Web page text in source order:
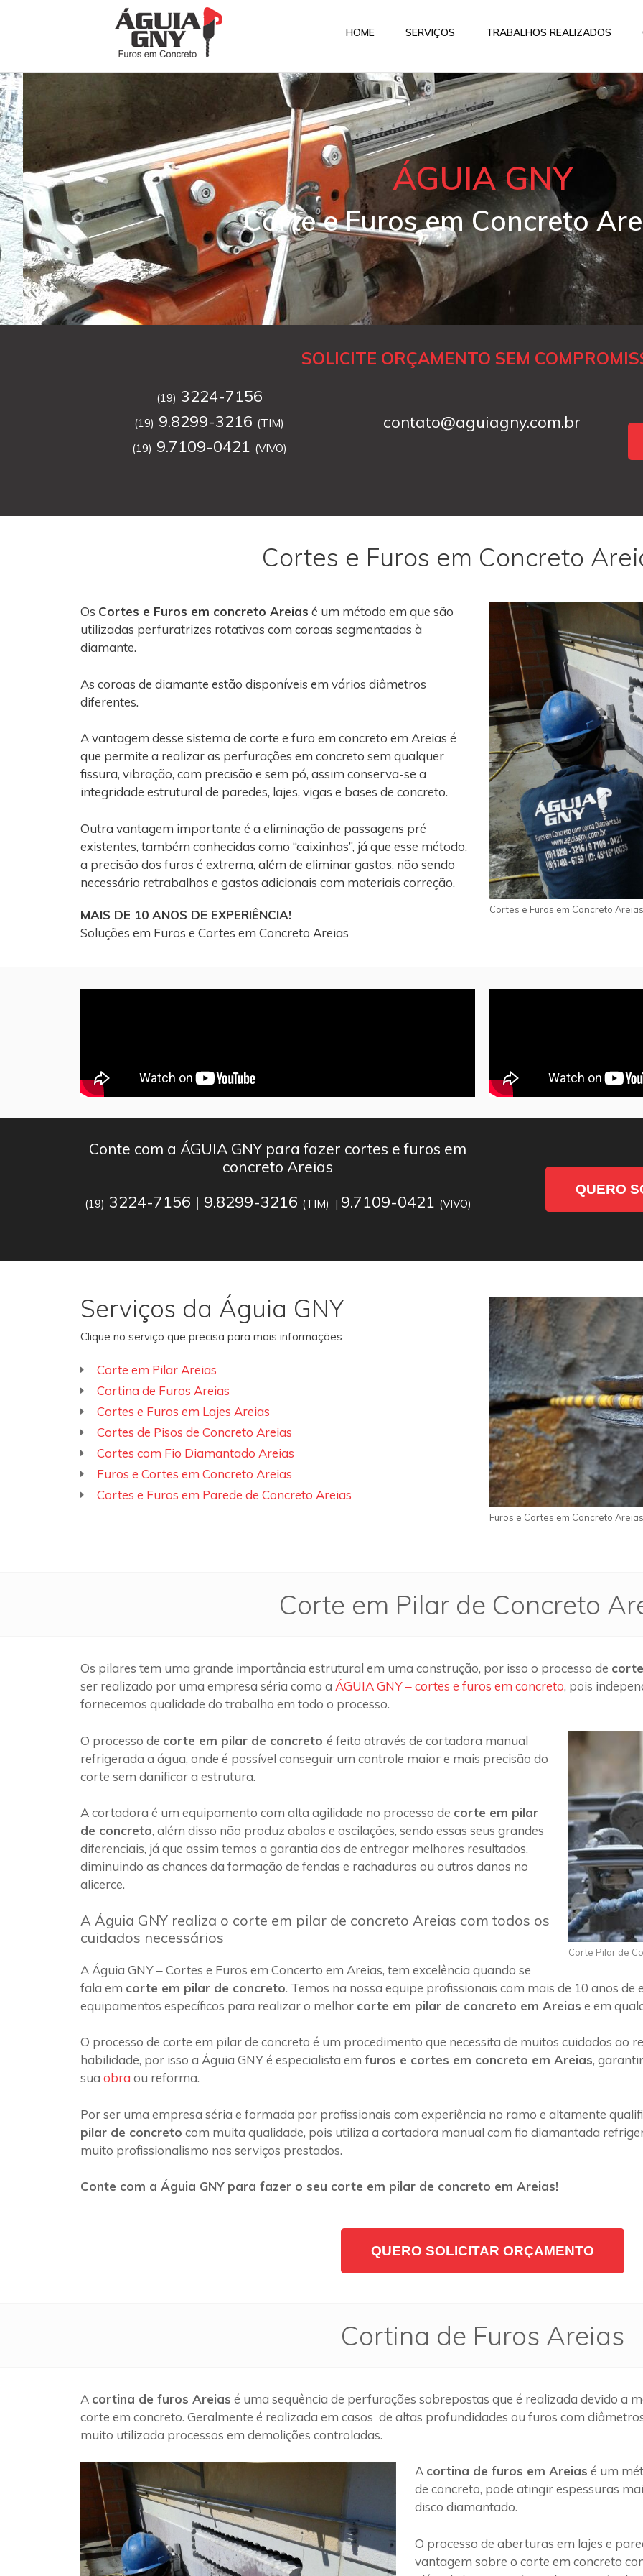
HOME SERVIÇOS TRABALHOS REALIZADOS
ÁGUIA GNY
Corte e Furos em Concreto
SOLICITE ORÇAMENTO SEM
(19) 3224-7156
(19) 9.8299-3216 (TIM)
(19) 9.7109-0421 (VIVO)
contato@aguiagny.com.br
Cortes e Furos em Concreto
Os Cortes e Furos em concreto Areias é um método em que são
utilizadas perfuratrizes rotativas com coroas segmentadas à
diamante.
As coroas de diamante estão disponíveis em vários diâmetros
diferentes.
A vantagem desse sistema de corte e furo em concreto em Areias é
que permite a realizar as perfurações em concreto sem qualquer
fissura, vibração, com precisão e sem pó, assim conserva-se a
integridade estrutural de paredes, lajes, vigas e bases de concreto.
Outra vantagem importante é a eliminação de passagens pré
existentes, também conhecidas como “caixinhas”, já que esse método,
a precisão dos furos é extrema, além de eliminar gastos, não sendo
necessário retrabalhos e gastos adicionais com materiais correção.
MAIS DE 10 ANOS DE EXPERIÊNCIA!
Soluções em Furos e Cortes em Concreto Areias
Cortes e Furos em Concreto Areias
Conte com a ÁGUIA GNY para fazer cortes e furos em
concreto Areias
(19) 3224-7156 | 9.8299-3216 (TIM) | 9.7109-0421 (VIVO)
QUERO
Serviços da Águia GNY
Clique no serviço que precisa para mais informações
Corte em Pilar Areias
Cortina de Furos Areias
Cortes e Furos em Lajes Areias
Cortes de Pisos de Concreto Areias
Cortes com Fio Diamantado Areias
Furos e Cortes em Concreto Areias
Cortes e Furos em Parede de Concreto Areias
Furos e Cortes em Concreto Areias
Corte em Pilar de Concreto
Os pilares tem uma grande importância estrutural em uma construção, por isso o processo de
ser realizado por uma empresa séria como a ÁGUIA GNY – cortes e furos em concreto, pois
fornecemos qualidade do trabalho em todo o processo.
Corte Pilar de
O processo de corte em pilar de concreto é feito através de cortadora manual
refrigerada a água, onde é possível conseguir um controle maior e mais precisão do
corte sem danificar a estrutura.
A cortadora é um equipamento com alta agilidade no processo de corte em pilar
de concreto, além disso não produz abalos e oscilações, sendo essas seus grandes
diferenciais, já que assim temos a garantia dos de entregar melhores resultados,
diminuindo as chances da formação de fendas e rachaduras ou outros danos no
alicerce.
A Águia GNY realiza o corte em pilar de concreto Areias com todos os
cuidados necessários
A Águia GNY – Cortes e Furos em Concerto em Areias, tem excelência quando se
fala em corte em pilar de concreto. Temos na nossa equipe profissionais com mais de 10 anos
equipamentos específicos para realizar o melhor corte em pilar de concreto em Areias e em
O processo de corte em pilar de concreto é um procedimento que necessita de muitos cuidados ao
habilidade, por isso a Águia GNY é especialista em furos e cortes em concreto em Areias,
sua obra ou reforma.
Por ser uma empresa séria e formada por profissionais com experiência no ramo e altamente
pilar de concreto com muita qualidade, pois utiliza a cortadora manual com fio diamantada
muito profissionalismo nos serviços prestados.
Conte com a Águia GNY para fazer o seu corte em pilar de concreto em Areias!
QUERO SOLICITAR ORÇAMENTO
Cortina de Furos Areias
A cortina de furos Areias é uma sequência de perfurações sobrepostas que é realizada devido a
corte em concreto. Geralmente é realizada em casos de altas profundidades ou furos com
muito utilizada processos em demolições controladas.
A cortina de furos em Areias é um
de concreto, pode atingir espessuras
disco diamantado.
O processo de aberturas em lajes e
vantagem sobre o corte em concreto